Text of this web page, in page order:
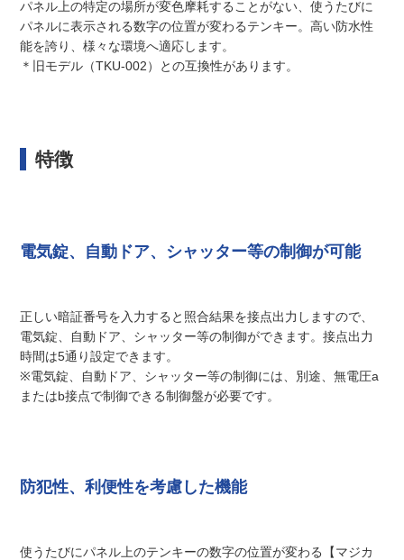
パネル上の特定の場所が変色摩耗することがない、使うたびに
パネルに表示される数字の位置が変わるテンキー。高い防水性
能を誇り、様々な環境へ適応します。
＊旧モデル（TKU-002）との互換性があります。
特徴
電気錠、自動ドア、シャッター等の制御が可能
正しい暗証番号を入力すると照合結果を接点出力しますので、
電気錠、自動ドア、シャッター等の制御ができます。接点出力
時間は5通り設定できます。
※電気錠、自動ドア、シャッター等の制御には、別途、無電圧a
またはb接点で制御できる制御盤が必要です。
防犯性、利便性を考慮した機能
使うたびにパネル上のテンキーの数字の位置が変わる【マジカ